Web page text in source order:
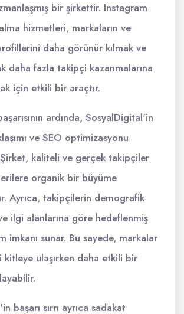
bir şirkettir. Instagram
hizmetleri, markaların ve
daha görünür kılmak ve
daha fazla takipçi kazanmalarına
için etkili bir araçtır.
ardında, SosyalDigital'in
ve SEO optimizasyonu
kaliteli ve gerçek takipçiler
organik bir büyüme
Ayrıca, takipçilerin demografik
ilgi alanlarına göre hedeflenmiş
imkanı sunar. Bu sayede, markalar
kitleye ulaşırken daha etkili bir
başarı sırrı ayrıca sadakat